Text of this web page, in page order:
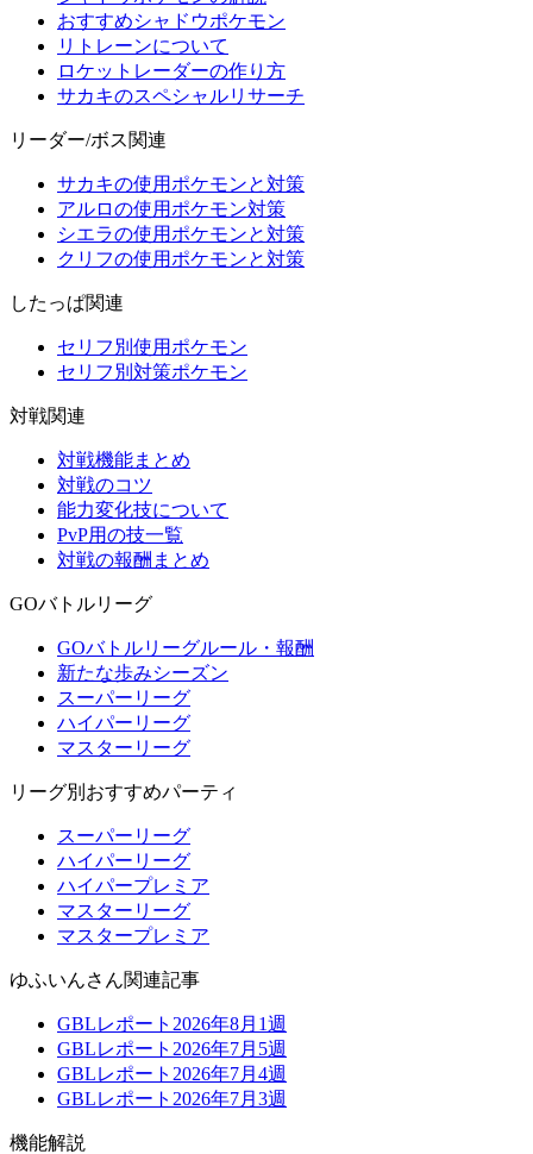
おすすめシャドウポケモン
リトレーンについて
ロケットレーダーの作り方
サカキのスペシャルリサーチ
リーダー/ボス関連
サカキの使用ポケモンと対策
アルロの使用ポケモン対策
シエラの使用ポケモンと対策
クリフの使用ポケモンと対策
したっぱ関連
セリフ別使用ポケモン
セリフ別対策ポケモン
対戦関連
対戦機能まとめ
対戦のコツ
能力変化技について
PvP用の技一覧
対戦の報酬まとめ
GOバトルリーグ
GOバトルリーグルール・報酬
新たな歩みシーズン
スーパーリーグ
ハイパーリーグ
マスターリーグ
リーグ別おすすめパーティ
スーパーリーグ
ハイパーリーグ
ハイパープレミア
マスターリーグ
マスタープレミア
ゆふいんさん関連記事
GBLレポート2026年8月1週
GBLレポート2026年7月5週
GBLレポート2026年7月4週
GBLレポート2026年7月3週
機能解説